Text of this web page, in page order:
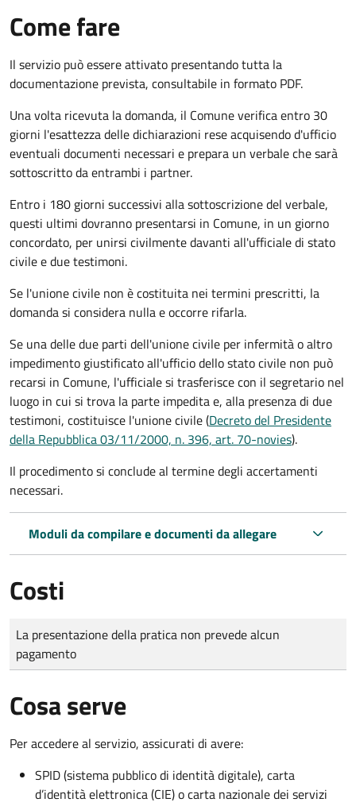
Come fare
Il servizio può essere attivato presentando tutta la
documentazione prevista, consultabile in formato PDF.
Una volta ricevuta la domanda, il Comune verifica entro 30
giorni l'esattezza delle dichiarazioni rese acquisendo d'ufficio
eventuali documenti necessari e prepara un verbale che sarà
sottoscritto da entrambi i partner.
Entro i 180 giorni successivi alla sottoscrizione del verbale,
questi ultimi dovranno presentarsi in Comune, in un giorno
concordato, per unirsi civilmentedavanti all'ufficiale di stato
civilee due testimoni.
Se l'unione civile non è costituita nei termini prescritti, la
domanda si considera nulla e occorre rifarla.
Se una delle due parti dell'unione civile per infermità o altro
impedimento giustificato all'ufficio dello stato civile non può
recarsi in Comune, l'ufficiale si trasferisce con il segretario nel
luogo in cui si trova la parte impedita e, alla presenza di due
testimoni, costituisce l'unione civile (Decreto del Presidente
della Repubblica 03/11/2000, n. 396, art. 70-novies).
Il procedimento si conclude al termine degli accertamenti
necessari.
Moduli da compilare e documenti da allegare
Costi
Tipo di pagamento
Importo
La presentazione della pratica non prevede alcun
pagamento
Cosa serve
Per accedere al servizio, assicurati di avere:
SPID (sistema pubblico di identità digitale), carta
d’identità elettronica (CIE) o carta nazionale dei servizi